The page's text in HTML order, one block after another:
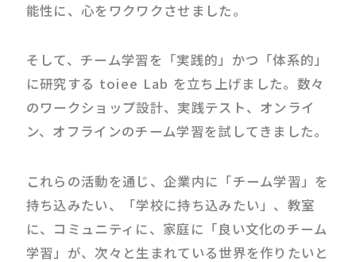
能性に、心をワクワクさせました。
そして、チーム学習を「実践的」かつ「体系的」
に研究する toiee Lab を立ち上げました。数々
のワークショップ設計、実践テスト、オンライ
ン、オフラインのチーム学習を試してきました。
これらの活動を通じ、企業内に「チーム学習」を
持ち込みたい、「学校に持ち込みたい」、教室
に、コミュニティに、家庭に「良い文化のチーム
学習」が、次々と生まれている世界を作りたいと